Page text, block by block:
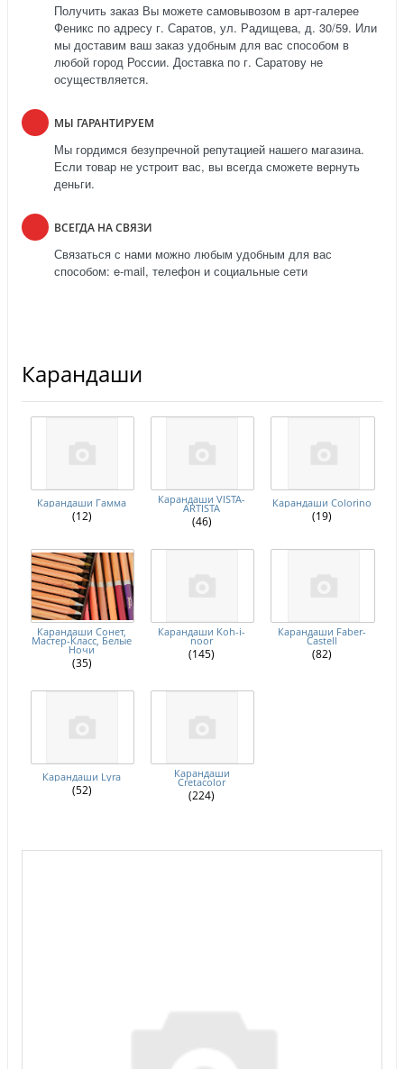
Получить заказ Вы можете самовывозом в арт-галерее
Феникс по адресу г. Саратов, ул. Радищева, д. 30/59. Или
мы доставим ваш заказ удобным для вас способом в
любой город России. Доставка по г. Саратову не
осуществляется.
МЫ ГАРАНТИРУЕМ
Мы гордимся безупречной репутацией нашего магазина.
Если товар не устроит вас, вы всегда сможете вернуть
деньги.
ВСЕГДА НА СВЯЗИ
Связаться с нами можно любым удобным для вас
способом: e-mail, телефон и социальные сети
Карандаши
Карандаши Гамма
(12)
Карандаши VISTA-
ARTISTA
(46)
Карандаши Colorino
(19)
Карандаши Сонет,
Мастер-Класс, Белые
Ночи
(35)
Карандаши Koh-i-
noor
(145)
Карандаши Faber-
Castell
(82)
Карандаши Lyra
(52)
Карандаши
Cretacolor
(224)